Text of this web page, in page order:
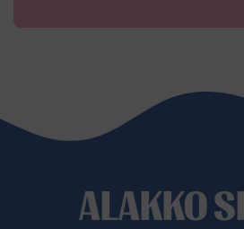
ALAKKO